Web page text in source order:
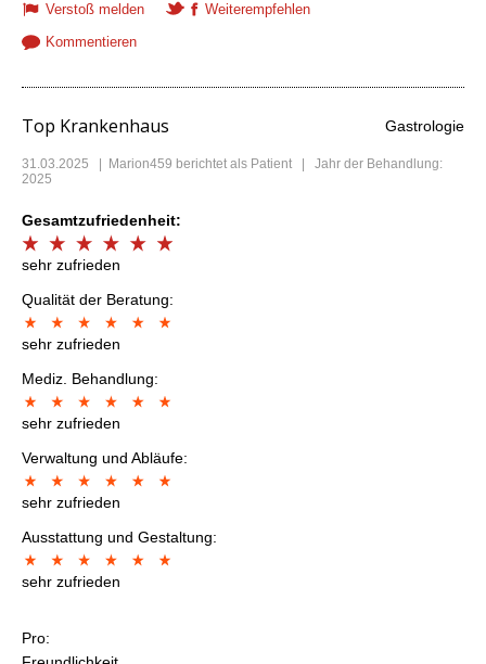
Verstoß melden
Weiterempfehlen
Kommentieren
Top Krankenhaus Gastrologie
31.03.2025 Marion459 berichtet als Patient | Jahr der Behandlung:
2025
Gesamtzufriedenheit:
sehr zufrieden
Qualität der Beratung:
sehr zufrieden
Mediz. Behandlung:
sehr zufrieden
Verwaltung und Abläufe:
sehr zufrieden
Ausstattung und Gestaltung:
sehr zufrieden
Pro: